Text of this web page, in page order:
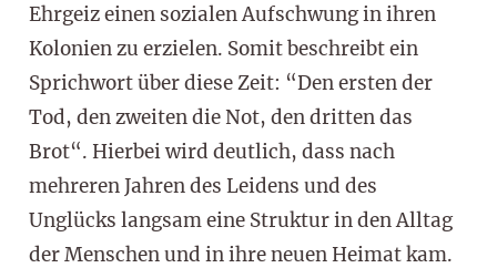
Ehrgeiz einen sozialen Aufschwung in ihren
Kolonien zu erzielen. Somit beschreibt ein
Sprichwort über diese Zeit: “Den ersten der
Tod, den zweiten die Not, den dritten das
Brot“. Hierbei wird deutlich, dass nach
mehreren Jahren des Leidens und des
Unglücks langsam eine Struktur in den Alltag
der Menschen und in ihre neuen Heimat kam.